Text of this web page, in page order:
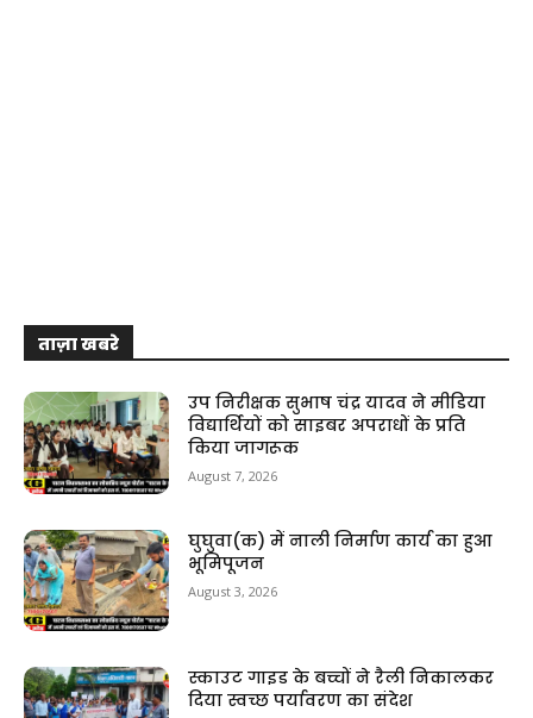
ताज़ा खबरे
उप निरीक्षक सुभाष चंद्र यादव ने मीडिया
विद्यार्थियों को साइबर अपराधों के प्रति
किया जागरूक
August 7, 2026
घुघुवा(क) में नाली निर्माण कार्य का हुआ
भूमिपूजन
August 3, 2026
स्काउट गाइड के बच्चों ने रैली निकालकर
दिया स्वच्छ पर्यावरण का संदेश